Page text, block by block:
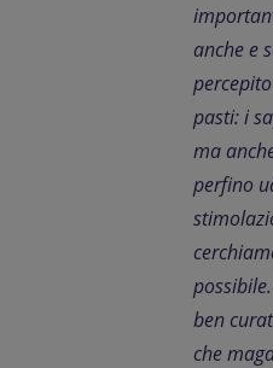
anche e
pasti: i
ma
perfino
ben
che